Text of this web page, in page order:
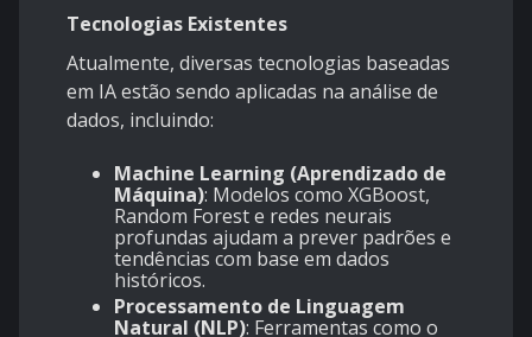
Tecnologias Existentes
Atualmente, diversas tecnologias baseadas
em IA estão sendo aplicadas na análise de
dados, incluindo:
Machine Learning (Aprendizado de
Máquina): Modelos como XGBoost,
Random Forest e redes neurais
profundas ajudam a prever padrões e
tendências com base em dados
históricos.
Processamento de Linguagem
Natural (NLP): Ferramentas como o